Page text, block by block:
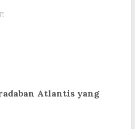
Atlantis yang